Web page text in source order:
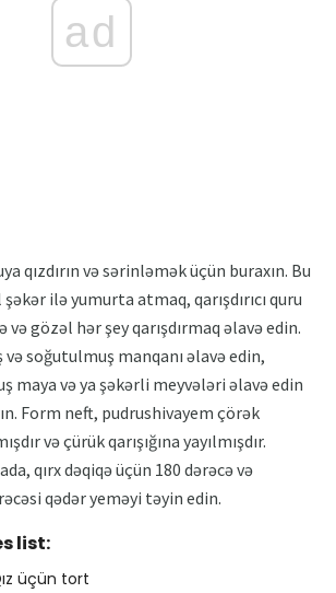
ad
qızdırın və sərinləmək üçün buraxın. Bu
ilə yumurta atmaq, qarışdırıcı quru
və gözəl hər şey qarışdırmaq əlavə edin.
və soğutulmuş manqanı əlavə edin,
maya və ya şəkərli meyvələri əlavə edin
Form neft, pudrushivayem çörək
və çürük qarışığına yayılmışdır.
qırx dəqiqə üçün 180 dərəcə və
qədər yeməyi təyin edin.
list:
üçün tort